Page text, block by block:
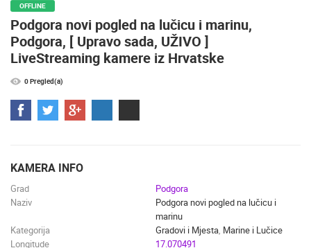
NAJNOVIJE KAMERE
SUTIVAN, OTOK BRAČ PANORAMSKA OKRETNA KAMERA
MRKOPALJ
OFFLINE
Podgora novi pogled na lučicu i marinu,
Podgora, [ Upravo sada, UŽIVO ]
LiveStreaming kamere iz Hrvatske
0 Pregled(a)
KAMERA INFO
Grad
Podgora
Naziv
Podgora novi pogled na lučicu i
marinu
Kategorija
Gradovi i Mjesta, Marine i Lučice
Longitude
17.070491